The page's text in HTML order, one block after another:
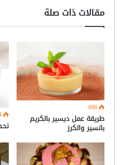
مقالات ذات صلة
606
طريقة عمل ديسير بالكريم
باتسير والكرز